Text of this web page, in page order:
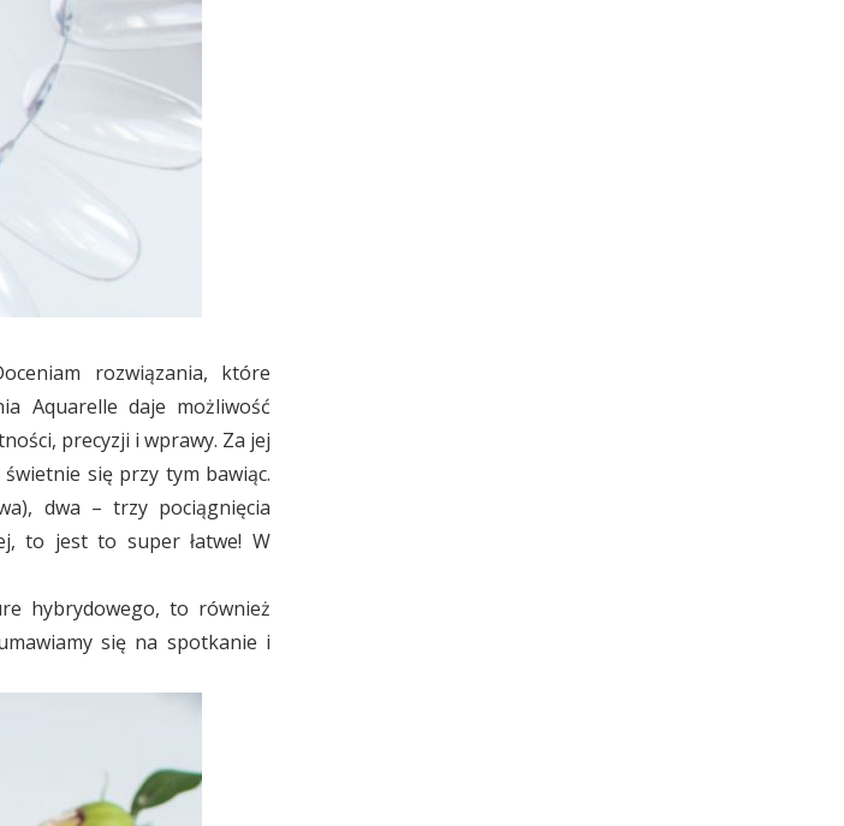
rozwiązania, które
Aquarelle daje możliwość
precyzji i wprawy. Za jej
się przy tym bawiąc.
dwa – trzy pociągnięcia
to jest to super łatwe! W
hybrydowego, to również
się na spotkanie i